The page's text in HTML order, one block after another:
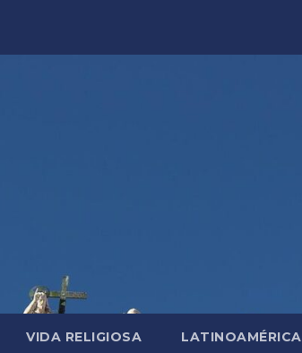
VIDA RELIGIOSA LATINOAMÉRICA